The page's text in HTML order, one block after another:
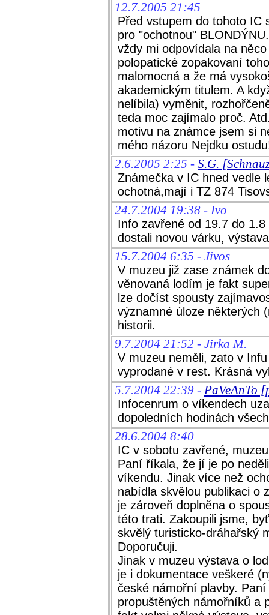
12.7.2005 21:45
Před vstupem do tohoto IC
pro "ochotnou"
vždy mi odpovídala na
polopatické zopakovaní
malomocná a že má
akademickým titulem. A
nelíbila) vyměnit,
teda moc zajímalo proč.
motivu na známce jsem si
mého názoru Nejdku
2.6.2005 2:25 - S.G.
Známečka v IC hned vedle
ochotná,mají i TZ 874
24.7.2004 19:38 - Ivo
Info zavřené od 19.7 do
dostali novou várku,
15.7.2004 6:35 - Jivos
V muzeu již zase známek
věnovaná lodím je fakt
lze dočíst spousty
významné úloze některých
historii.
9.7.2004 21:52 - Jirka M.
V muzeu neměli, zato v
vyprodané v rest. Krásná
5.7.2004 22:39 - PaVeAnTo
Infocenrum o víkendech
dopoledních hodinách
28.6.2004 8:40
IC v sobotu zavřené,
Paní říkala, že jí je po
víkendu. Jinak více než
nabídla skvělou publikaci o
je zároveň doplněna o
této trati. Zakoupili jsme,
skvělý turisticko-dráhařský
Doporučuji.
Jinak v muzeu výstava o
je i dokumentace veškeré
české námořní plavby.
propuštěných námořníků a